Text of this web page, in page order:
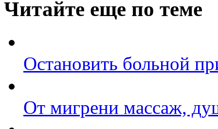
Читайте еще по теме
Остановить больной
От мигрени массаж,